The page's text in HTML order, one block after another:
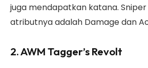
juga mendapatkan katana.
atributnya adalah Damage dan
2. AWM Tagger’s Revolt